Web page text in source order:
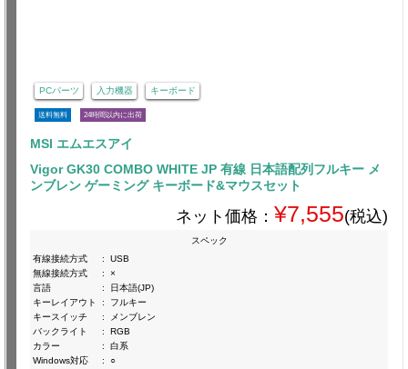
PCパーツ 入力機器 キーボード
送料無料 24時間以内に出荷
MSI エムエスアイ
Vigor GK30 COMBO WHITE JP 有線 日本語配列フルキー メ
ンブレン ゲーミング キーボード&マウスセット
ネット価格： ¥7,555(税込)
スペック
有線接続方式
:
USB
無線接続方式
:
×
言語
:
日本語(JP)
キーレイアウト
:
フルキー
キースイッチ
:
メンブレン
バックライト
:
RGB
カラー
:
白系
Windows対応
: ○